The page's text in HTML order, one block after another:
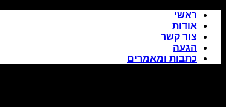
Skip
content
ראשי
אודות
צור קשר
הגעה
כתבות ומאמרים